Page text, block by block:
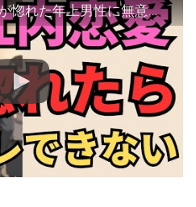
【社内恋愛】年下女性が惚れた年上男性に無意識に出来なくなること5選【マナの恋愛心理学】